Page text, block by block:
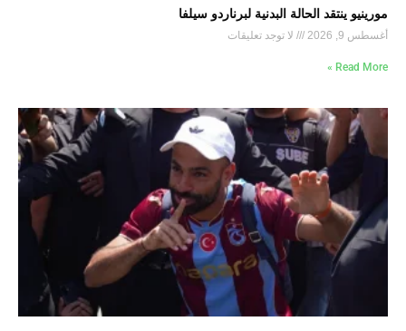
مورينيو ينتقد الحالة البدنية لبرناردو سيلفا
أغسطس 9, 2026 لا توجد تعليقات
Read More »